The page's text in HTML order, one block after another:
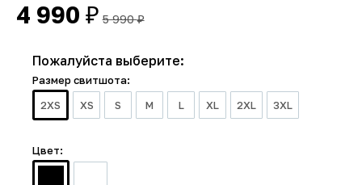
4 990 ₽ 5 990₽
Пожалуйста выберите:
Размер свитшота:
2XS
XS S M L XL 2XL 3XL
Цвет: